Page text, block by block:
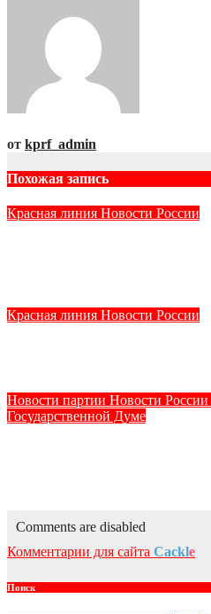
от kprf_admin
Похожая запись
Красная линия Новости России
Красная линия Новости России
Новости партии Новости России
Государственной Думе
Comments are disabled
Комментарии для сайта Cackle
Поиск